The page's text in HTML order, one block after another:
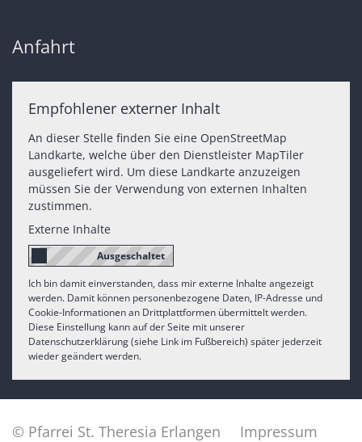
Anfahrt
Empfohlener externer Inhalt
An dieser Stelle finden Sie eine OpenStreetMap
Landkarte, welche über den Dienstleister MapTiler
ausgeliefert wird. Um diese Landkarte anzuzeigen
müssen Sie der Verwendung von externen Inhalten
zustimmen.
Externe Inhalte
Ich bin damit einverstanden, dass mir externe Inhalte angezeigt
werden. Damit können personenbezogene Daten, IP-Adresse und
Cookie-Informationen an Drittplattformen übermittelt werden.
Diese Einstellung kann auf der Seite mit unserer
Datenschutzerklärung (siehe Link im Fußbereich) später jederzeit
wieder geändert werden.
© Pfarrei St. Theresia Erlangen
Impressum